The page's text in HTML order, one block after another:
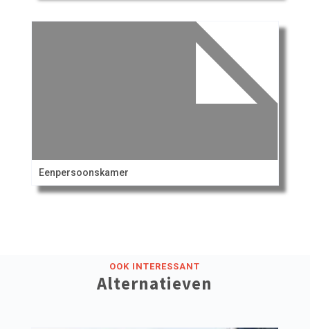
Eenpersoonskamer
OOK INTERESSANT
Alternatieven